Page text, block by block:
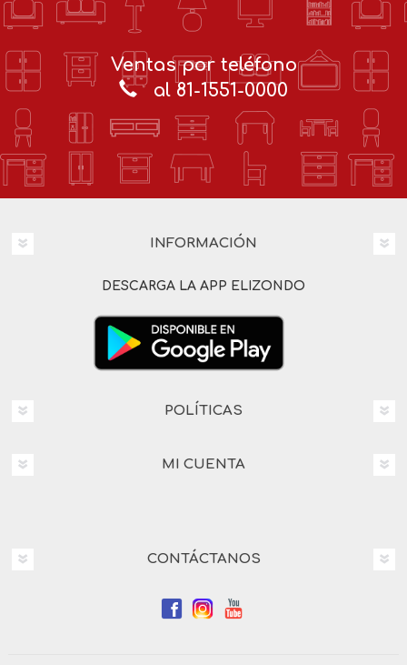
Ventas por teléfono
al 81-1551-0000
INFORMACIÓN
DESCARGA LA APP ELIZONDO
POLÍTICAS
MI CUENTA
CONTÁCTANOS